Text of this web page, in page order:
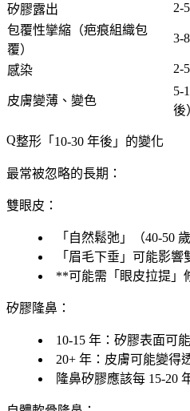
矽膠露出
2-
包覆性攣縮 （疤痕組織包
覆）
3-
感染 2-
皮膚變薄、變色
5-
後
整形「 10-30 年後 」的變化
最常被忽略的長期：
雙眼皮 ：
「 自然鬆弛 」（40-50
「 眉毛下垂 」可能影響
**可能需「眼皮拉提」
矽膠隆鼻 ：
10-15 年 ：矽膠表面可
20+ 年 ：皮膚可能變得
隆鼻矽膠應該每 15-20